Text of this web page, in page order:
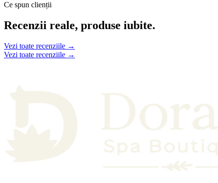
Ce spun clienții
Recenzii reale, produse iubite.
Vezi toate recenziile →
Vezi toate recenziile →